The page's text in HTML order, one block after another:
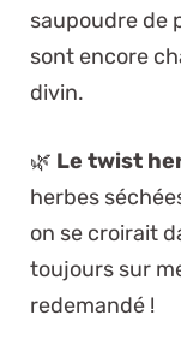
saupoudre de
sont encore
divin.
🌿 Le twist
herbes
on se croirait
toujours sur
redemandé !